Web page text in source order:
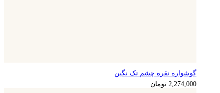
568,500 تومان
گوشواره نقره چشم تک نگین
2,274,000 تومان